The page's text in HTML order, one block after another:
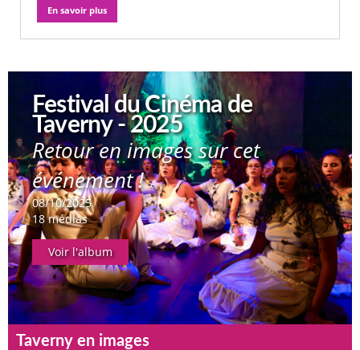
En savoir plus
Festival du Cinéma de
Taverny - 2025
Retour en images sur cet
événement !
08/10/2025
18 médias
Voir l'album
Taverny en images